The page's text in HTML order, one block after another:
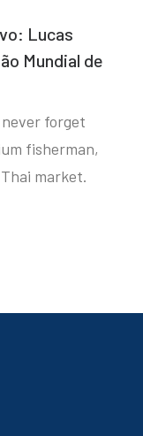
Lucas
Mundial de
forget
fisherman,
market.